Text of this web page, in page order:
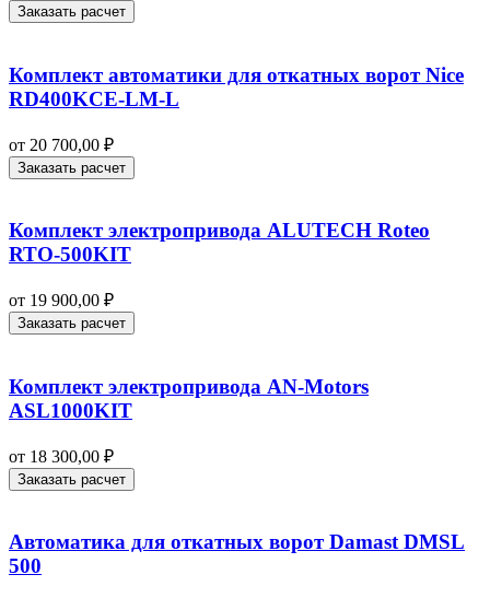
Заказать расчет
Комплект автоматики для откатных ворот Nice
RD400KCE-LM-L
от 20 700,00 ₽
Заказать расчет
Комплект электропривода ALUTECH Roteo
RTO-500KIT
от 19 900,00 ₽
Заказать расчет
Комплект электропривода AN-Motors
ASL1000KIT
от 18 300,00 ₽
Заказать расчет
Автоматика для откатных ворот Damast DMSL
500